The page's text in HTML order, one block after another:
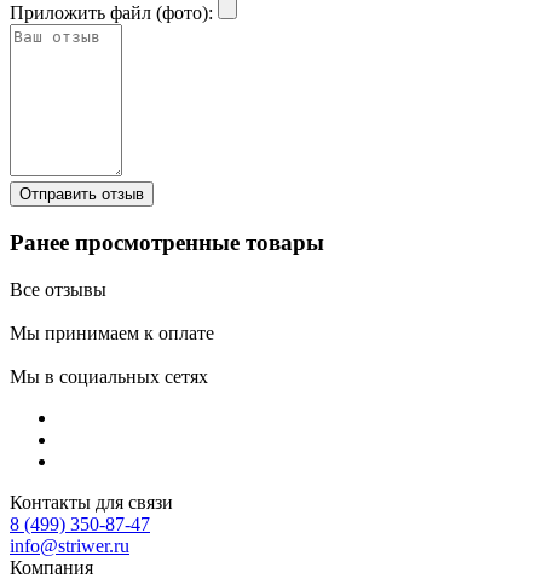
Приложить файл (фото):
Ранее просмотренные товары
Все отзывы
Мы принимаем к оплате
Мы в социальных сетях
Контакты для связи
8 (499) 350-87-47
info@striwer.ru
Компания